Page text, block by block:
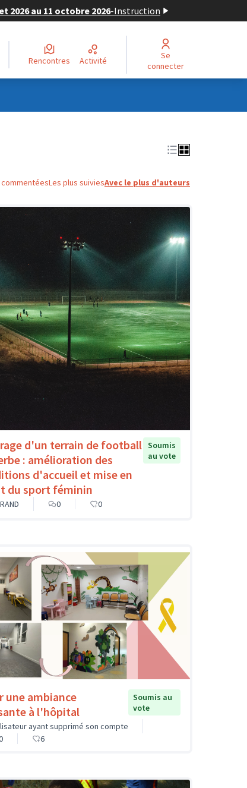
au 11 octobre 2026-Instruction
Rencontres Activité
Se
connecter
Les plus suiviesAvec le plus d'auteurs
d'un terrain de football
: amélioration des
d'accueil et mise en
du sport féminin
Soumis
au vote
0 0
une ambiance
à l'hôpital
Soumis au
vote
ayant supprimé son compte
6